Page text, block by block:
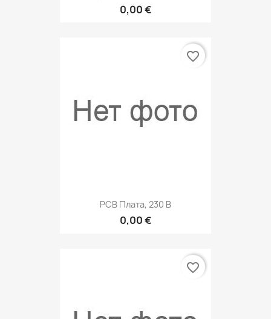
0,00 €
РСВ Плата, 230 В
0,00 €
favorite_border
favorite_border